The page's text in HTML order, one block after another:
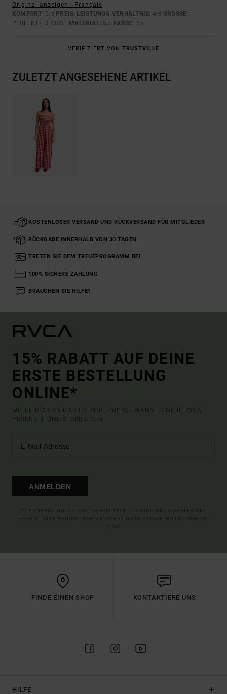
Original anzeigen - Français
KOMFORT: 5/5 PREIS-LEISTUNGS-VERHÄLTNIS: 4/5 GRÖSSE :
PERFEKTE GRÖSSE MATERIAL: 5 /5 FARBE: 5/5
VERIFIZIERT VON TRUSTVILLE
ZULETZT ANGESEHENE ARTIKEL
KOSTENLOSER VERSAND UND RÜCKVERSAND FÜR MITGLIEDER
RÜCKGABE INNERHALB VON 30 TAGEN
TRETEN SIE DEM TREUEPROGRAMM BEI
100% SICHERE ZAHLUNG
BRAUCHEN SIE HILFE?
15% RABATT AUF DEINE
ERSTE BESTELLUNG
ONLINE*
MELDE DICH AN UND ERFAHRE ZUERST, WANN ES NEUE RVCA
PRODUKTE UND STORIES GIBT.
ANMELDEN
FINDE EINEN SHOP KONTAKTIERE UNS
HILFE